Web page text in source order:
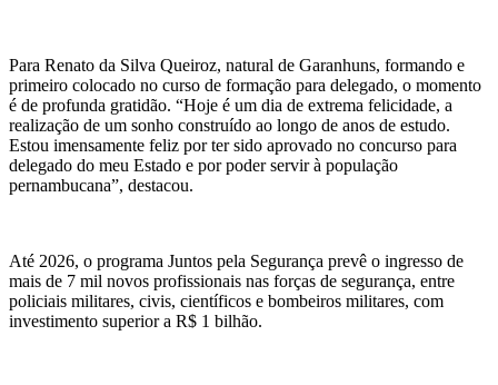
Para Renato da Silva Queiroz, natural de Garanhuns, formando e
primeiro colocado no curso de formação para delegado, o momento
é de profunda gratidão. “Hoje é um dia de extrema felicidade, a
realização de um sonho construído ao longo de anos de estudo.
Estou imensamente feliz por ter sido aprovado no concurso para
delegado do meu Estado e por poder servir à população
pernambucana”, destacou.
Até 2026, o programa Juntos pela Segurança prevê o ingresso de
mais de 7 mil novos profissionais nas forças de segurança, entre
policiais militares, civis, científicos e bombeiros militares, com
investimento superior a R$ 1 bilhão.